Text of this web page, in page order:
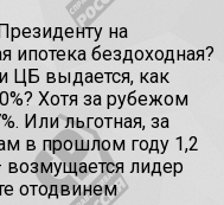
на
ипотека бездоходная?
ЦБ выдается, как
Хотя за рубежом
Или льготная, за
в прошлом году 1,2
возмущается лидер
отодвинем